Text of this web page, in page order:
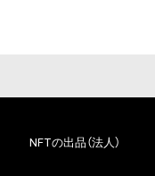
NFTの出品（法人）